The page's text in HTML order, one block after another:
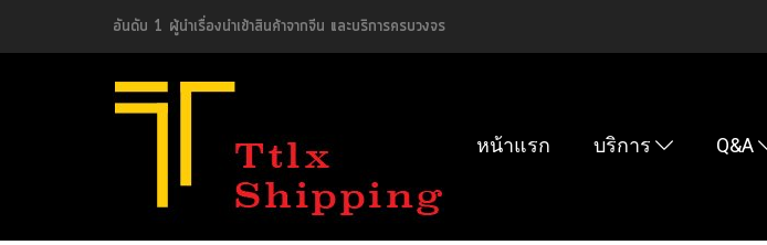
อันดับ 1 ผู้นำเรื่องนำเข้าสินค้าจากจีน และบริการครบวงจร
หน้าแรก บริการ Q&A